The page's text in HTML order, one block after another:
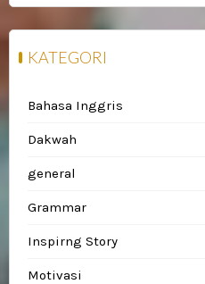
KATEGORI
Bahasa Inggris
Dakwah
general
Grammar
Inspirng Story
Motivasi